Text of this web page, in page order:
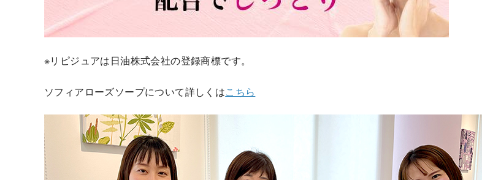
※リピジュアは日油株式会社の登録商標です。
ソフィアローズソープについて詳しくはこちら